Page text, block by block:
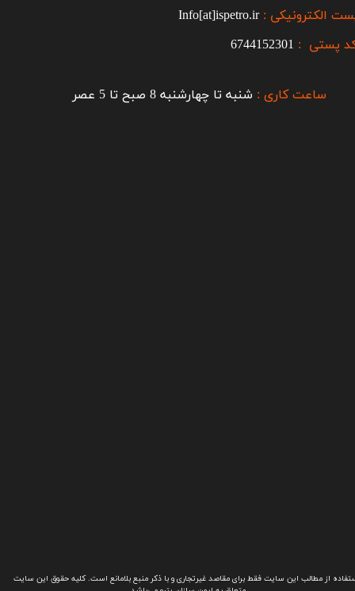
از مطالب این سایت فقط برای مقاصد غیرتجاری و با ذکر منبع بلامانع است. کلیه حقوق این سایت
ساعت کاری : شنبه تا چهارشنبه 8 صبح تا 5 عصر
الکترونیکی :Info[at]ispetro.ir
پستی : 6744152301